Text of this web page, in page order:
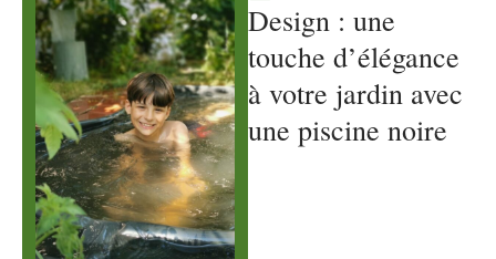
Design : une
touche d’élégance
à votre jardin avec
une piscine noire